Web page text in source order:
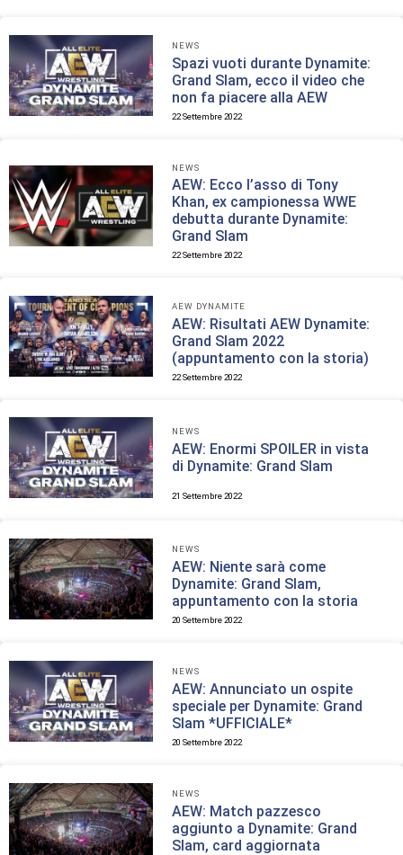
NEWS
Spazi vuoti durante Dynamite:
Grand Slam, ecco il video che
non fa piacere alla AEW
22 Settembre 2022
NEWS
AEW: Ecco l’asso di Tony
Khan, ex campionessa WWE
debutta durante Dynamite:
Grand Slam
22 Settembre 2022
AEW DYNAMITE
AEW: Risultati AEW Dynamite:
Grand Slam 2022
(appuntamento con la storia)
22 Settembre 2022
NEWS
AEW: Enormi SPOILER in vista
di Dynamite: Grand Slam
21 Settembre 2022
NEWS
AEW: Niente sarà come
Dynamite: Grand Slam,
appuntamento con la storia
20 Settembre 2022
NEWS
AEW: Annunciato un ospite
speciale per Dynamite: Grand
Slam *UFFICIALE*
20 Settembre 2022
NEWS
AEW: Match pazzesco
aggiunto a Dynamite: Grand
Slam, card aggiornata